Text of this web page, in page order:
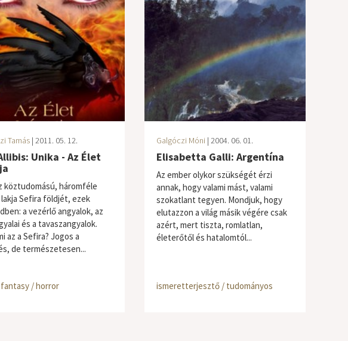
Tamás| 2011. 05. 12.
Unika - Az Élet
köztudomású, háromféle
Sefira földjét, ezek
a vezérlő angyalok, az
és a tavaszangyalok.
az a Sefira? Jogos a
de természetesen...
/ horror
Galgóczi Móni | 2004. 06. 01.
Elisabetta Galli: Argentína
Az ember olykor szükségét érzi
annak, hogy valami mást, valami
szokatlant tegyen. Mondjuk, hogy
elutazzon a világ másik végére csak
azért, mert tiszta, romlatlan,
életerőtől és hatalomtól...
ismeretterjesztő / tudományos